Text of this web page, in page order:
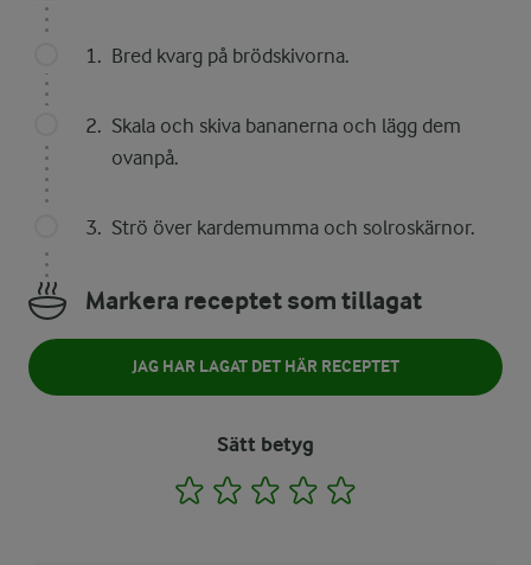
Bred kvarg på brödskivorna.
Skala och skiva bananerna och lägg dem
ovanpå.
Strö över kardemumma och solroskärnor.
Markera receptet som tillagat
JAG HAR LAGAT DET HÄR RECEPTET
Sätt betyg
1 2 3 4